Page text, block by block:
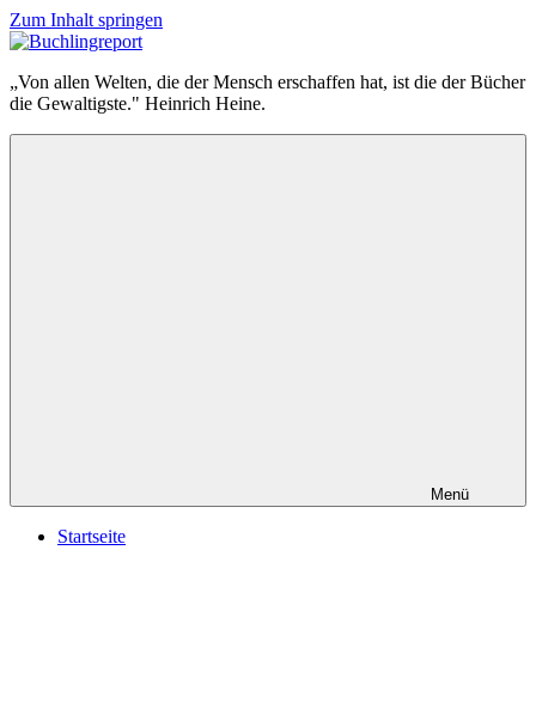
Zum Inhalt springen
Buchlingreport
„Von allen Welten, die der Mensch erschaffen hat, ist die der Bücher
die Gewaltigste." Heinrich Heine.
Menü
Startseite